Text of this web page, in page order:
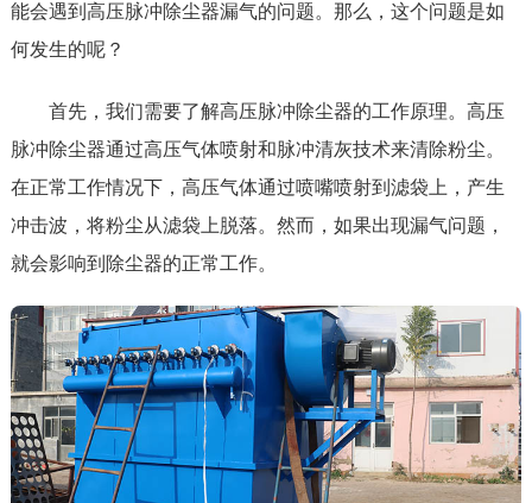
能会遇到高压脉冲除尘器漏气的问题。那么，这个问题是如
何发生的呢？
首先，我们需要了解高压脉冲除尘器的工作原理。高压
脉冲除尘器通过高压气体喷射和脉冲清灰技术来清除粉尘。
在正常工作情况下，高压气体通过喷嘴喷射到滤袋上，产生
冲击波，将粉尘从滤袋上脱落。然而，如果出现漏气问题，
就会影响到除尘器的正常工作。